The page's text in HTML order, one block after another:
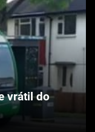
vrátil do